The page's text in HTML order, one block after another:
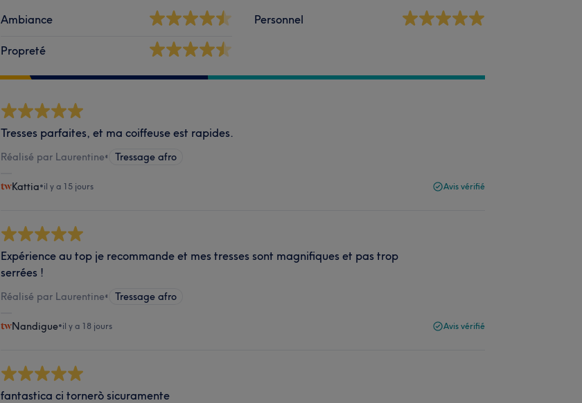
Ambiance
Propreté
Personnel
Tresses parfaites, et ma coiffeuse est rapides.
Réalisé par Laurentine• Tressage afro
Kattia•il y a 15 jours Avis vérifié
Expérience au top je recommande et mes tresses sont magnifiques et pas trop
serrées !
Réalisé par Laurentine• Tressage afro
Nandigue•il y a 18 jours Avis vérifié
fantastica ci tornerò sicuramente